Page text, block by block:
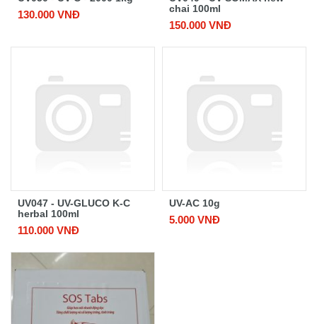
130.000 VNĐ
chai 100ml
150.000 VNĐ
UV047 - UV-GLUCO K-C
herbal 100ml
110.000 VNĐ
UV-AC 10g
5.000 VNĐ